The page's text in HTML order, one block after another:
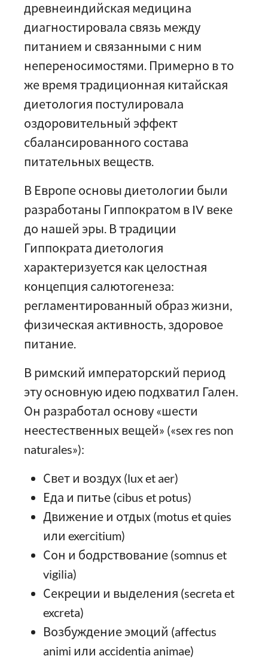
древнеиндийская медицина
диагностировала связь между
питанием и связанными с ним
непереносимостями. Примерно в то
же время традиционная китайская
диетология постулировала
оздоровительный эффект
сбалансированного состава
питательных веществ.
В Европе основы диетологии были
разработаны Гиппократом в IV веке
до нашей эры. В традиции
Гиппократа диетология
характеризуется как целостная
концепция салютогенеза:
регламентированный образ жизни,
физическая активность, здоровое
питание.
В римский императорский период
эту основную идею подхватил Гален.
Он разработал основу «шести
неестественных вещей» («sex res non
naturales»):
Свет и воздух (lux et aer)
Еда и питье (cibus et potus)
Движение и отдых (motus et quies
или exercitium)
Сон и бодрствование (somnus et
vigilia)
Секреции и выделения (secreta et
excreta)
Возбуждение эмоций (affectus
animi или accidentia animae)